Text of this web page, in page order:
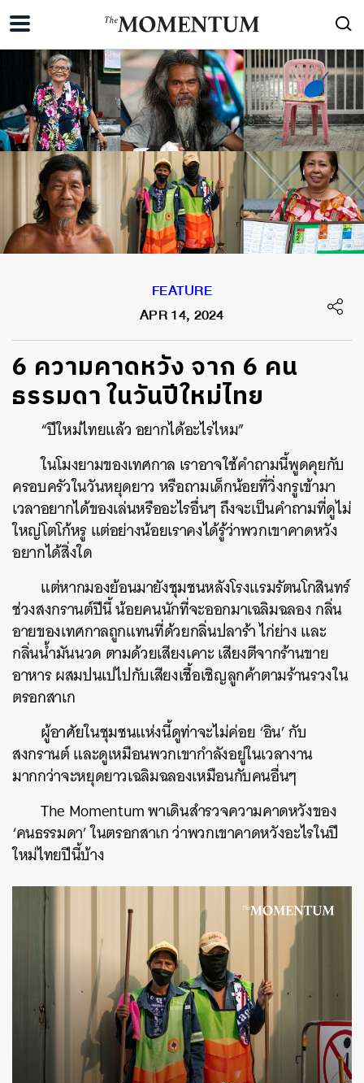
FEATURE
APR 14, 2024
6 ความคาดหวัง จาก 6 คน
ธรรมดา ในวันปีใหม่ไทย
“ปีใหม่ไทยแล้ว อยากได้อะไรไหม”
ในโมงยามของเทศกาล เราอาจใช้คำถามนี้พูดคุยกับ
ครอบครัวในวันหยุดยาว หรือถามเด็กน้อยที่วิ่งกรูเข้ามา
เวลาอยากได้ของเล่นหรืออะไรอื่นๆ ถึงจะเป็นคำถามที่ดูไม่
ใหญ่โตโก้หรู แต่อย่างน้อยเราคงได้รู้ว่าพวกเขาคาดหวัง
อยากได้สิ่งใด
แต่หากมองย้อนมายังชุมชนหลังโรงแรมรัตนโกสินทร์
ช่วงสงกรานต์ปีนี้ น้อยคนนักที่จะออกมาเฉลิมฉลอง กลิ่น
อายของเทศกาลถูกแทนที่ด้วยกลิ่นปลาร้า ไก่ย่าง และ
กลิ่นน้ำมันนวด ตามด้วยเสียงเคาะ เสียงตีจากร้านขาย
อาหาร ผสมปนเปไปกับเสียงเชื้อเชิญลูกค้าตามร้านรวงใน
ตรอกสาเก
ผู้อาศัยในชุมชนแห่งนี้ดูท่าจะไม่ค่อย ‘อิน’ กับ
สงกรานต์ และดูเหมือนพวกเขากำลังอยู่ในเวลางาน
มากกว่าจะหยุดยาวเฉลิมฉลองเหมือนกับคนอื่นๆ
The Momentum พาเดินสำรวจความคาดหวังของ
‘คนธรรมดา’ ในตรอกสาเก ว่าพวกเขาคาดหวังอะไรในปี
ใหม่ไทยปีนี้บ้าง